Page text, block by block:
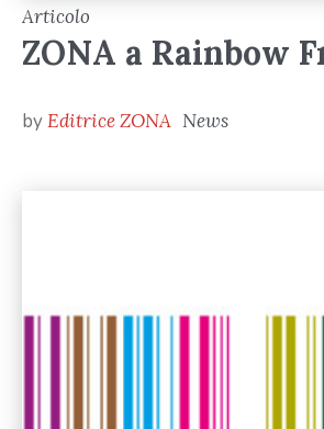
Articolo
ZONA a Rainbow
byEditrice ZONA News